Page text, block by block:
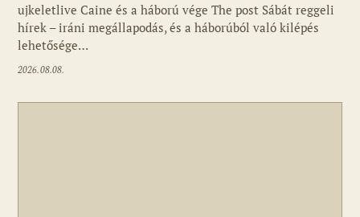
Fotó: ujkelet.live
ujkeletlive Caine és a háború vége The post Sábát reggeli
hírek – iráni megállapodás, és a háborúból való kilépés
lehetősége…
2026.08.08.